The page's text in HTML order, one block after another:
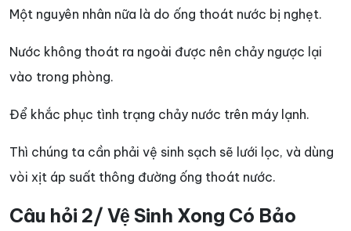
Một nguyên nhân nữa là do ống thoát nước bị nghẹt.
Nước không thoát ra ngoài được nên chảy ngược lại
vào trong phòng.
Để khắc phục tình trạng chảy nước trên máy lạnh.
Thì chúng ta cần phải vệ sinh sạch sẽ lưới lọc, và dùng
vòi xịt áp suất thông đường ống thoát nước.
Câu hỏi 2/ Vệ Sinh Xong Có Bảo